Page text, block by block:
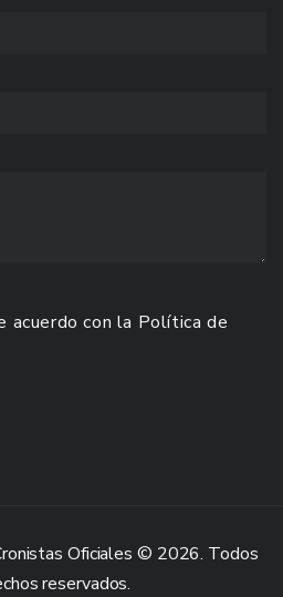
acuerdo con la Política de
Oficiales © 2026. Todos
reservados.